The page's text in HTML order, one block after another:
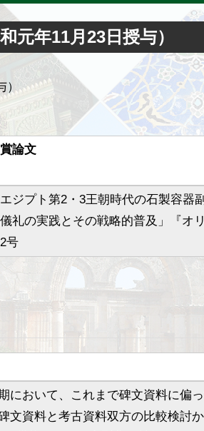
元年11月23日授与）
）
論文
エジプト第2・3王朝時代の石製容器
礼の実践とその戦略的普及」『オ
号
において、これまで碑文資料に偏
文資料と考古資料双方の比較検討